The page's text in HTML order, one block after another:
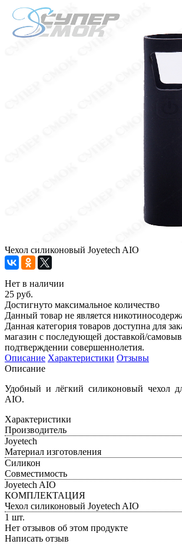
Чехол силиконовый Joyetech AIO
Нет в наличии
25 руб.
Достигнуто максимальное количество
Данный товар не является
Данная категория товаров доступна для
магазин с последующей доставкой/
подтверждении совершеннолетия.
Описание Характеристики Отзывы
Описание
Удобный и лёгкий силиконовый чехол
AIO.
Характеристики
Производитель
Joyetech
Материал изготовления
Силикон
Совместимость
Joyetech AIO
КОМПЛЕКТАЦИЯ
Чехол силиконовый Joyetech AIO
1 шт.
Нет отзывов об этом продукте
Написать отзыв